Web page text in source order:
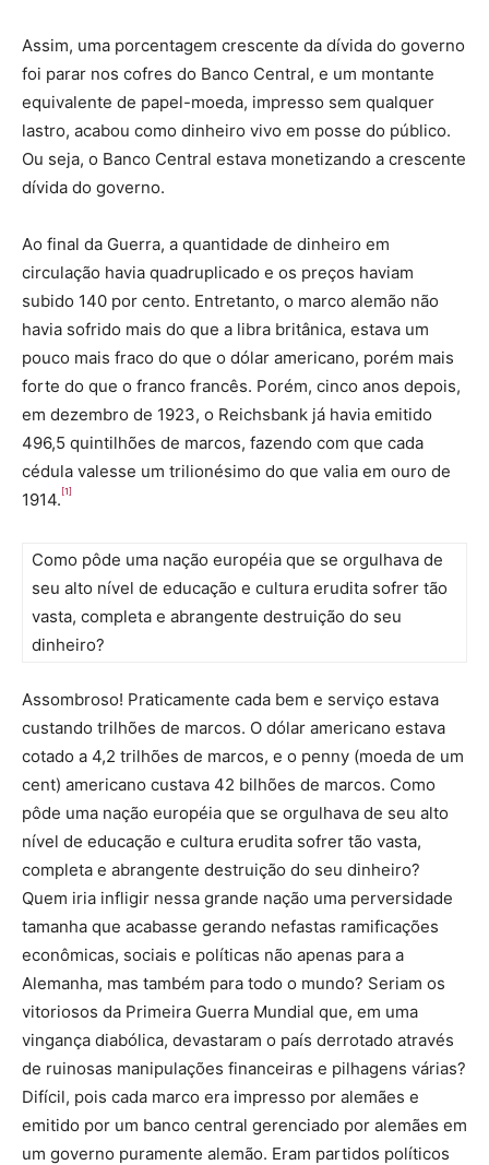
Assim, uma porcentagem crescente da dívida do governo
foi parar nos cofres do Banco Central, e um montante
equivalente de papel-moeda, impresso sem qualquer
lastro, acabou como dinheiro vivo em posse do público.
Ou seja, o Banco Central estava monetizando a crescente
dívida do governo.
Ao final da Guerra, a quantidade de dinheiro em
circulação havia quadruplicado e os preços haviam
subido 140 por cento. Entretanto, o marco alemão não
havia sofrido mais do que a libra britânica, estava um
pouco mais fraco do que o dólar americano, porém mais
forte do que o franco francês. Porém, cinco anos depois,
em dezembro de 1923, o Reichsbank já havia emitido
496,5 quintilhões de marcos, fazendo com que cada
cédula valesse um trilionésimo do que valia em ouro de
1914. [1]
Como pôde uma nação européia que se orgulhava de
seu alto nível de educação e cultura erudita sofrer tão
vasta, completa e abrangente destruição do seu
dinheiro?
Assombroso! Praticamente cada bem e serviço estava
custando trilhões de marcos. O dólar americano estava
cotado a 4,2 trilhões de marcos, e o penny (moeda de um
cent) americano custava 42 bilhões de marcos. Como
pôde uma nação européia que se orgulhava de seu alto
nível de educação e cultura erudita sofrer tão vasta,
completa e abrangente destruição do seu dinheiro?
Quem iria infligir nessa grande nação uma perversidade
tamanha que acabasse gerando nefastas ramificações
econômicas, sociais e políticas não apenas para a
Alemanha, mas também para todo o mundo? Seriam os
vitoriosos da Primeira Guerra Mundial que, em uma
vingança diabólica, devastaram o país derrotado através
de ruinosas manipulações financeiras e pilhagens várias?
Difícil, pois cada marco era impresso por alemães e
emitido por um banco central gerenciado por alemães em
um governo puramente alemão. Eram partidos políticos